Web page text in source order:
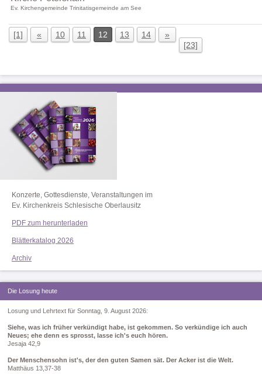
Ev. Kirchengemeinde Trinitatisgemeinde am See
[1] « 10 11 12 13 14
»
[23]
Konzerte, Gottesdienste, Veranstaltungen im
Ev. Kirchenkreis Schlesische Oberlausitz
PDF zum herunterladen
Blätterkatalog 2026
Archiv
Die Losung heute
Losung und Lehrtext für Sonntag, 9. August 2026:
Siehe, was ich früher verkündigt habe, ist gekommen. So verkündige ich auch
Neues; ehe denn es sprosst, lasse ich's euch hören.
Jesaja 42,9
Der Menschensohn ist's, der den guten Samen sät. Der Acker ist die Welt.
Matthäus 13,37-38